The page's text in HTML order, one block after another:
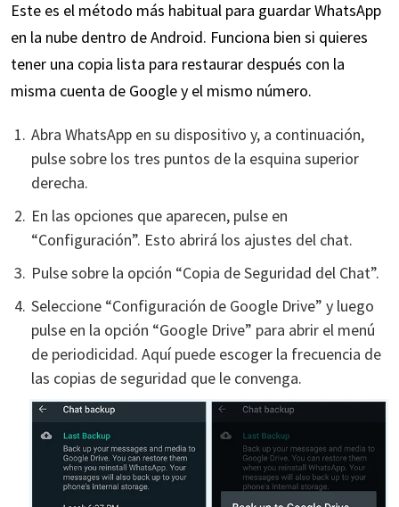
Este es el método más habitual para guardar WhatsApp
en la nube dentro de Android. Funciona bien si quieres
tener una copia lista para restaurar después con la
misma cuenta de Google y el mismo número.
Abra WhatsApp en su dispositivo y, a continuación,
pulse sobre los tres puntos de la esquina superior
derecha.
En las opciones que aparecen, pulse en
“Configuración”. Esto abrirá los ajustes del chat.
Pulse sobre la opción “Copia de Seguridad del Chat”.
Seleccione “Configuración de Google Drive” y luego
pulse en la opción “Google Drive” para abrir el menú
de periodicidad. Aquí puede escoger la frecuencia de
las copias de seguridad que le convenga.